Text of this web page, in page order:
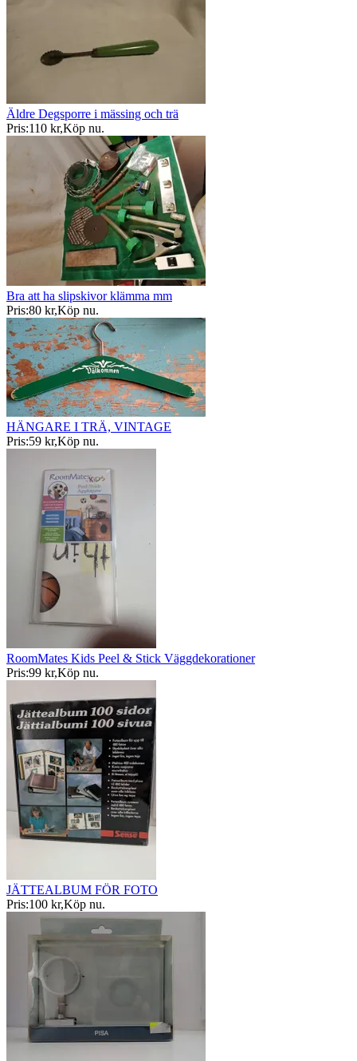
Äldre Degsporre i mässing och trä
Pris:110 kr,Köp nu.
Bra att ha slipskivor klämma mm
Pris:80 kr,Köp nu.
HÄNGARE I TRÄ, VINTAGE
Pris:59 kr,Köp nu.
RoomMates Kids Peel & Stick Väggdekorationer
Pris:99 kr,Köp nu.
JÄTTEALBUM FÖR FOTO
Pris:100 kr,Köp nu.